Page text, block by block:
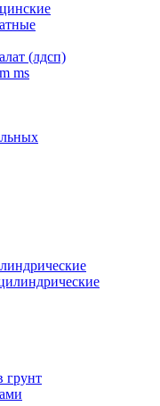
(лдсп)
ms
грунт